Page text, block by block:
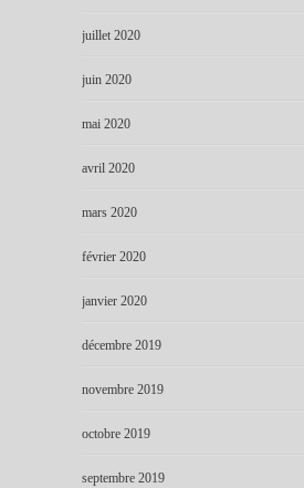
juillet 2020
juin 2020
mai 2020
avril 2020
mars 2020
février 2020
janvier 2020
décembre 2019
novembre 2019
octobre 2019
septembre 2019